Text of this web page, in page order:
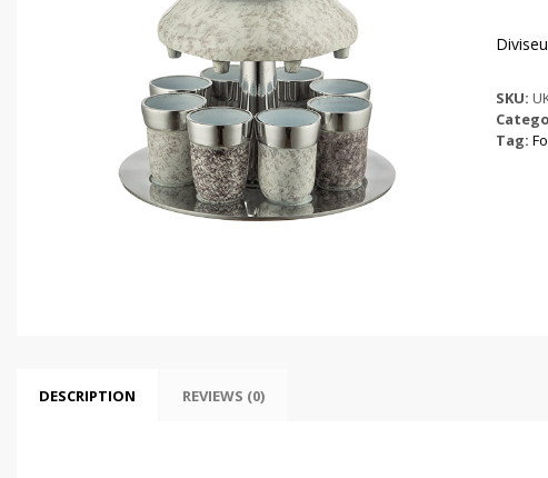
SKU:
Tag:
DESCRIPTION REVIEWS (0)